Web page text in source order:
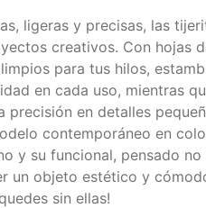
ligeras y precisas, las
creativos. Con hojas
para tus hilos,
en cada uso, mientras
precisión en detalles
contemporáneo en
y su funcional, pensado
un objeto estético y
sin ellas!